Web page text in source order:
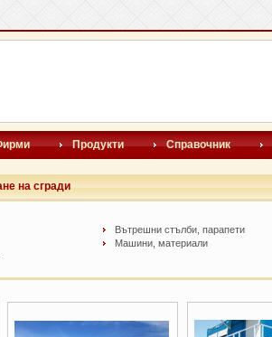
Продукти Справочник
на сгради
Вътрешни стълби, парапети
Машини, материали